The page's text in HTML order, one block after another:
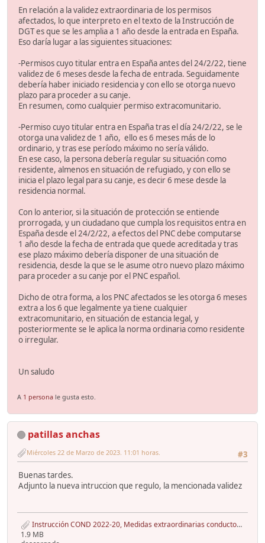
En relación a la validez extraordinaria de los permisos
afectados, lo que interpreto en el texto de la Instrucción de
DGT es que se les amplia a 1 año desde la entrada en España.
Eso daría lugar a las siguientes situaciones:
-Permisos cuyo titular entra en España antes del 24/2/22, tiene
validez de 6 meses desde la fecha de entrada. Seguidamente
debería haber iniciado residencia y con ello se otorga nuevo
plazo para proceder a su canje.
En resumen, como cualquier permiso extracomunitario.
-Permiso cuyo titular entra en España tras el día 24/2/22, se le
otorga una validez de 1 año, ello es 6 meses más de lo
ordinario, y tras ese período máximo no sería válido.
En ese caso, la persona debería regular su situación como
residente, almenos en situación de refugiado, y con ello se
inicia el plazo legal para su canje, es decir 6 mese desde la
residencia normal.
Con lo anterior, si la situación de protección se entiende
prorrogada, y un ciudadano que cumpla los requisitos entra en
España desde el 24/2/22, a efectos del PNC debe computarse
1 año desde la fecha de entrada que quede acreditada y tras
ese plazo máximo debería disponer de una situación de
residencia, desde la que se le asume otro nuevo plazo máximo
para proceder a su canje por el PNC español.
Dicho de otra forma, a los PNC afectados se les otorga 6 meses
extra a los 6 que legalmente ya tiene cualquier
extracomunitario, en situación de estancia legal, y
posteriormente se le aplica la norma ordinaria como residente
o irregular.
Un saludo
A 1 persona le gusta esto.
patillas anchas
#3
Miércoles 22 de Marzo de 2023. 11:01 horas.
Buenas tardes.
Adjunto la nueva intruccion que regulo, la mencionada validez
Instrucción COND 2022-20, Medidas extraordinarias conductores Ucrania julio 2022, 2ªInst. - copia.pdf
1.9 MB